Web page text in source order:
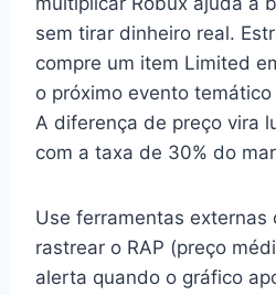
sem tirar dinheiro real.
compre um item Limited
o próximo evento
A diferença de preço vira
com a taxa de 30% do
Use ferramentas externas
rastrear o RAP (preço
alerta quando o gráfico